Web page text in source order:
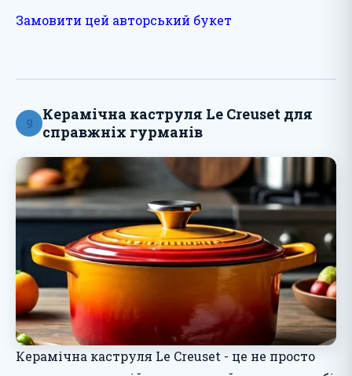
Замовити цей авторський букет
9
Керамічна каструля Le Creuset для
справжніх гурманів
Керамічна каструля Le Creuset - це не просто